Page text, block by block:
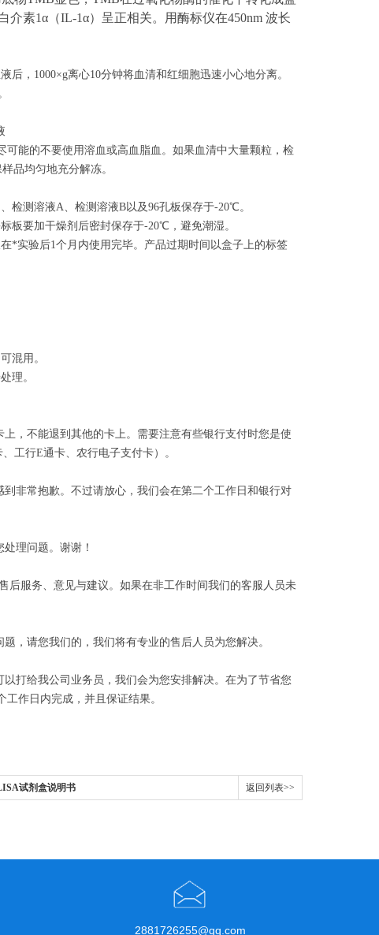
介素1α （IL-1α）呈正相关。用酶标仪在450nm 波长
，1000×g离心10分钟将血清和红细胞迅速小心地分离。
能的不要使用溶血或高血脂血。如果血清中大量颗粒，检
品均匀地充分解冻。
检测溶液A、检测溶液B以及96孔板保存于-20℃。
板要加干燥剂后密封保存于-20℃，避免潮湿。
*实验后1个月内使用完毕。产品过期时间以盒子上的标签
混用。
理。
，不能退到其他的卡上。需要注意有些银行支付时您是使
工行E通卡、农行电子支付卡）。
非常抱歉。不过请放心，我们会在第二个工作日和银行对
理问题。谢谢！
服务、意见与建议。如果在非工作时间我们的客服人员未
，请您我们的，我们将有专业的售后人员为您解决。
以打给我公司业务员，我们会为您安排解决。在为了节省您
作日内完成，并且保证结果。
试剂盒说明书 返回列表>>
2881726255@qq.com